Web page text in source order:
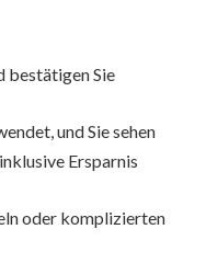
bestätigen Sie
und Sie sehen
Ersparnis
oder komplizierten